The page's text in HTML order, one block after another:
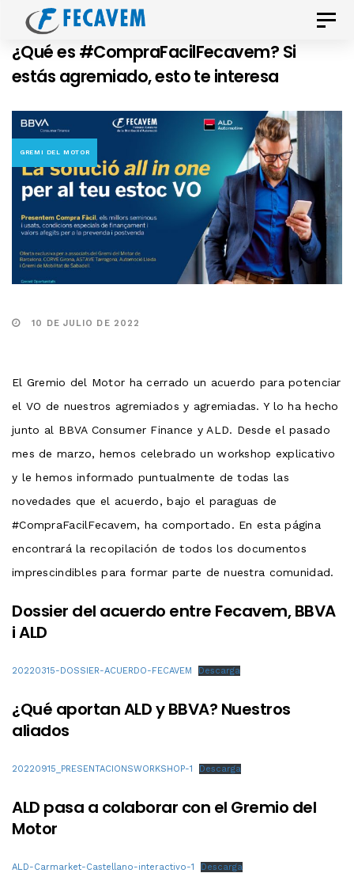
Skip
links
primary
navigation
content
Toggle
¿Qué es #CompraFacilFecavem? Si
estás agremiado, esto te interesa
GREMI DEL MOTOR
10 DE JULIO DE 2022
El Gremio del Motor ha cerrado un acuerdo para potenciar
el VO de nuestros agremiados y agremiadas. Y lo ha hecho
junto al BBVA Consumer Finance y ALD. Desde el pasado
mes de marzo, hemos celebrado un workshop explicativo
y le hemos informado puntualmente de todas las
novedades que el acuerdo, bajo el paraguas de
#CompraFacilFecavem, ha comportado. En esta página
encontrará la recopilación de todos los documentos
imprescindibles para formar parte de nuestra comunidad.
Dossier del acuerdo entre Fecavem, BBVA
i ALD
20220315-DOSSIER-ACUERDO-FECAVEM Descarga
¿Qué aportan ALD y BBVA? Nuestros
aliados
20220915_PRESENTACIONSWORKSHOP-1 Descarga
ALD pasa a colaborar con el Gremio del
Motor
ALD-Carmarket-Castellano-interactivo-1 Descarga